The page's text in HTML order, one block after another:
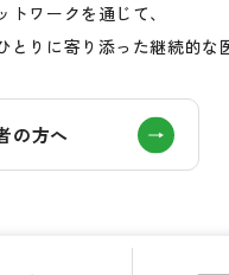
トワークを通じて、
とりに寄り添った継続的な
の方へ